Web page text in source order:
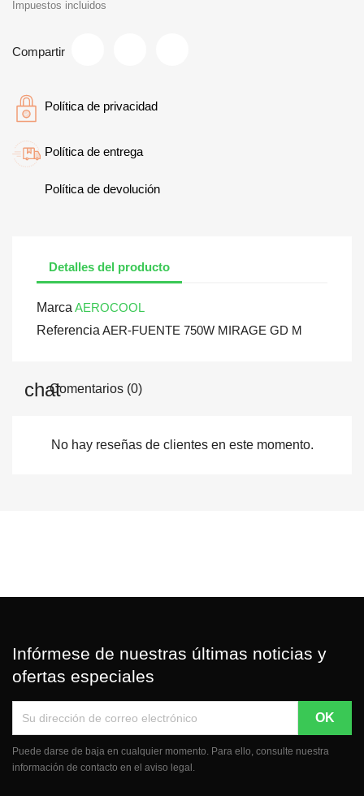
Impuestos incluidos
Compartir
Política de privacidad
Política de entrega
Política de devolución
Detalles del producto
Marca AEROCOOL
Referencia AER-FUENTE 750W MIRAGE GD M
Comentarios (0)
No hay reseñas de clientes en este momento.
Infórmese de nuestras últimas noticias y
ofertas especiales
Puede darse de baja en cualquier momento. Para ello, consulte nuestra
información de contacto en el aviso legal.